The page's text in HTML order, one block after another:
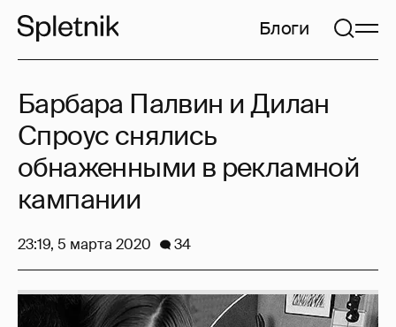
Блоги
Барбара Палвин и Дилан
Спроус снялись
обнаженными в рекламной
кампании
23:19, 5 марта 2020 34